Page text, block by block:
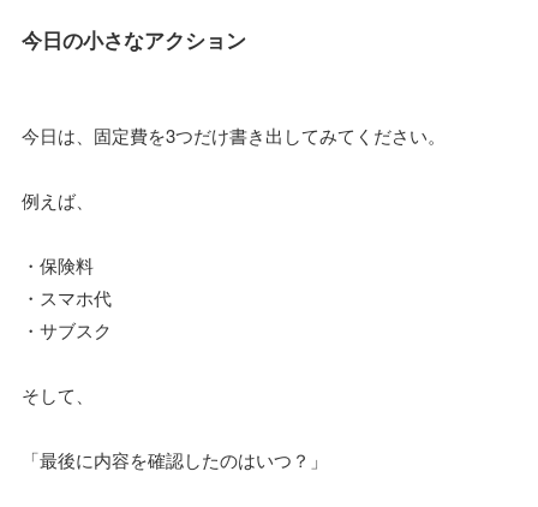
今日の小さなアクション
今日は、固定費を3つだけ書き出してみてください。
例えば、
・保険料
・スマホ代
・サブスク
そして、
「最後に内容を確認したのはいつ？」